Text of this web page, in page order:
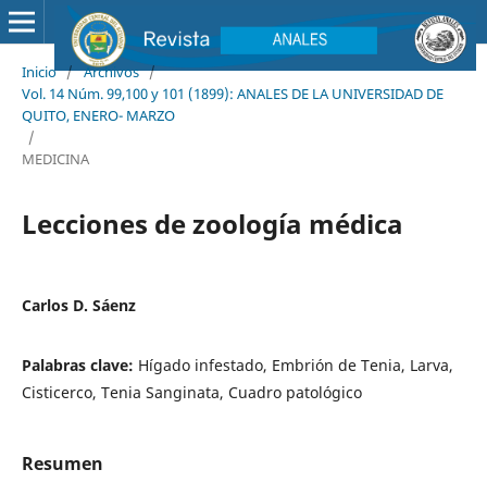
Inicio / Archivos /
Vol. 14 Núm. 99,100 y 101 (1899): ANALES DE LA UNIVERSIDAD DE
QUITO, ENERO- MARZO
/
MEDICINA
Lecciones de zoología médica
Carlos D. Sáenz
Palabras clave: Hígado infestado, Embrión de Tenia, Larva,
Cisticerco, Tenia Sanginata, Cuadro patológico
Resumen